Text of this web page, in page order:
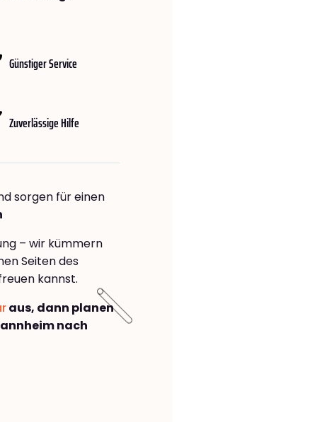
Günstiger Service
Zuverlässige Hilfe
sorgen für einen
– wir kümmern
Seiten des
kannst.
aus, dann planen
nach